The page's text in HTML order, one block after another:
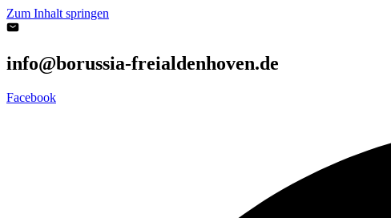
Zum Inhalt springen
info@borussia-freialdenhoven.de
Facebook